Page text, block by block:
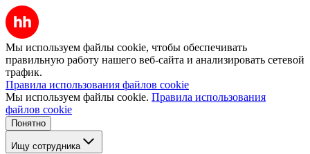
Мы используем файлы cookie, чтобы обеспечивать
правильную работу нашего веб-сайта и анализировать сетевой
трафик.
Правила использования файлов cookie
Мы используем файлы cookie. Правила использования
файлов cookie
Понятно
Ищу сотрудника